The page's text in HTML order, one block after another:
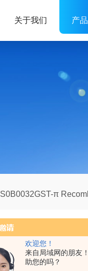
欢迎您！
来自局域网的朋友
助您的吗？
关于我们 产
S0B0032GST-π Recombinant Rabbit mAb